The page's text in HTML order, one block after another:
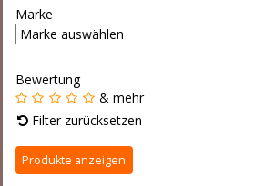
Marke
Bewertung
& mehr
Filter zurücksetzen